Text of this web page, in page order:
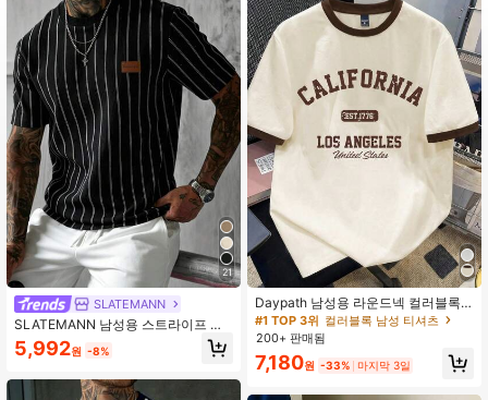
25K 팔로워
4.72 25K 팔로워
4.72 25K 팔로워
4.72 25K 팔로워
21
SLATEMANN
SLATEMANN 남성용 스트라이프 캐
주얼 다용도 일상 여행용 반팔 티셔츠
5,992원 -8%
Daypath 남성용 라운드넥 컬러블록
레터 프린트 패션 캐주얼 티셔츠
#1 TOP 3위 컬러블록 남성 티셔츠
200+ 판매됨
7,180원 -33% 마지막 3일